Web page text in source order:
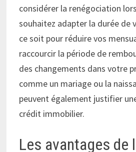
considérer la renégociation
souhaitez adapter la durée de
ce soit pour réduire vos
raccourcir la période de
des changements dans votre
comme un mariage ou la
peuvent également justifier
crédit immobilier.
Les avantages de